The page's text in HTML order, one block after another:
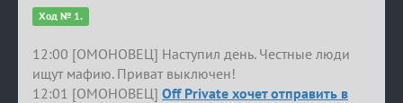
Ход № 1.
12:00 [ОМОНОВЕЦ] Наступил день. Честные люди
ищут мафию. Приват выключен!
12:01 [ОМОНОВЕЦ] Off Private хочет отправить в